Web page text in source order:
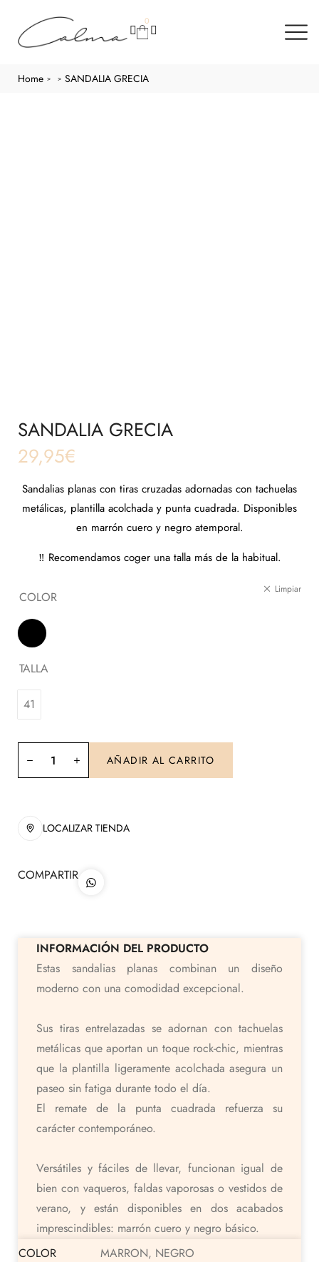
0
Home > > SANDALIA GRECIA
SANDALIA GRECIA
29,95€
Sandalias planas con tiras cruzadas adornadas con tachuelas
metálicas, plantilla acolchada y punta cuadrada. Disponibles
en marrón cuero y negro atemporal.
‼️ Recomendamos coger una talla más de la habitual.
COLOR
TALLA
41
Limpiar
AÑADIR AL CARRITO
LOCALIZAR TIENDA
COMPARTIR
INFORMACIÓN DEL PRODUCTO
Estas sandalias planas combinan un diseño
moderno con una comodidad excepcional.
Sus tiras entrelazadas se adornan con tachuelas
metálicas que aportan un toque rock-chic, mientras
que la plantilla ligeramente acolchada asegura un
paseo sin fatiga durante todo el día.
El remate de la punta cuadrada refuerza su
carácter contemporáneo.
Versátiles y fáciles de llevar, funcionan igual de
bien con vaqueros, faldas vaporosas o vestidos de
verano, y están disponibles en dos acabados
imprescindibles: marrón cuero y negro básico.
COLOR
MARRON, NEGRO